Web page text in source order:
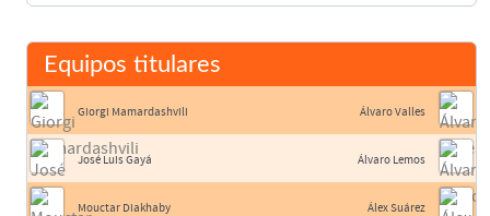
Equipos titulares
Giorgi Mamardashvili
José Luis Gayá
Mouctar Diakhaby
Álvaro Valles
Álvaro Lemos
Álex Suárez